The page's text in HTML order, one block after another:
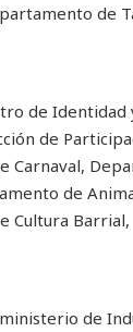
de
de Identidad
de
Carnaval,
de
Cultura Barrial,
de